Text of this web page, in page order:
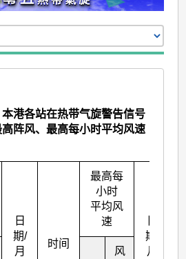
港各站在热带气旋警告信号
阵风、最高每小时平均风速
日
期/
月
时间
最高每
小时
平均风
速
期/
月
风